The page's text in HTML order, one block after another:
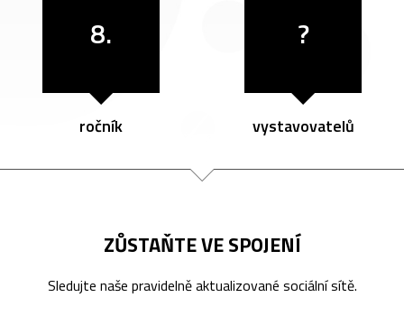
8.
ročník
?
vystavovatelů
ZŮSTAŇTE VE SPOJENÍ
Sledujte naše pravidelně aktualizované sociální sítě.